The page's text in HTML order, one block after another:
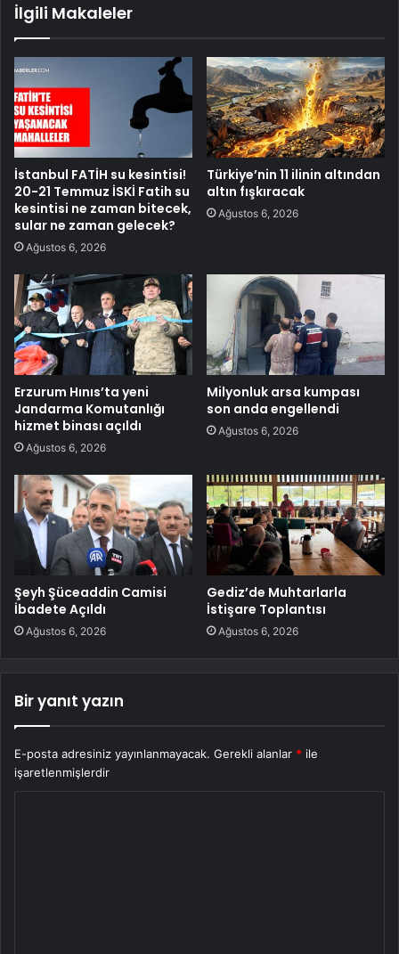
İlgili Makaleler
İstanbul FATİH su kesintisi!
20-21 Temmuz İSKİ Fatih su
kesintisi ne zaman bitecek,
sular ne zaman gelecek?
Ağustos 6, 2026
Türkiye’nin 11 ilinin altından
altın fışkıracak
Ağustos 6, 2026
Erzurum Hınıs’ta yeni
Jandarma Komutanlığı
hizmet binası açıldı
Ağustos 6, 2026
Milyonluk arsa kumpası
son anda engellendi
Ağustos 6, 2026
Şeyh Şüceaddin Camisi
İbadete Açıldı
Ağustos 6, 2026
Gediz’de Muhtarlarla
İstişare Toplantısı
Ağustos 6, 2026
Bir yanıt yazın
E-posta adresiniz yayınlanmayacak. Gerekli alanlar * ile
işaretlenmişlerdir